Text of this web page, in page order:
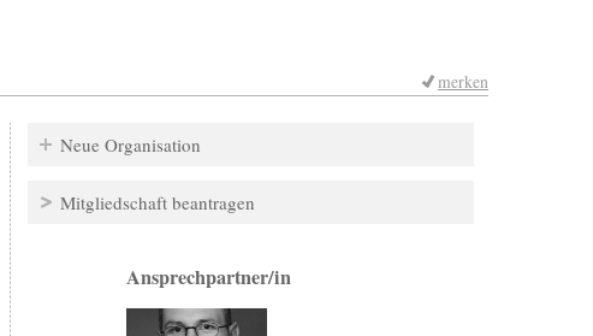
merken
Neue Organisation
Mitgliedschaft beantragen
Ansprechpartner/in